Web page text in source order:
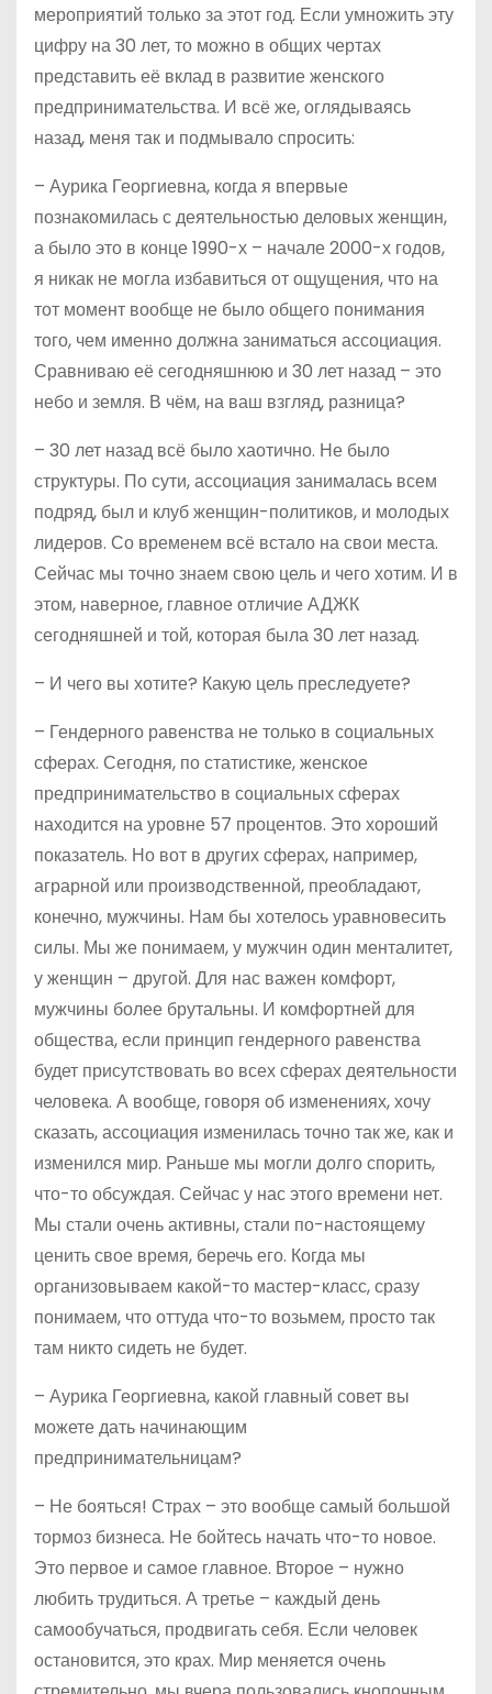
мероприятий только за этот год. Если умножить эту
цифру на 30 лет, то можно в общих чертах
представить её вклад в развитие женского
предпринимательства. И всё же, оглядываясь
назад, меня так и подмывало спросить:
– Аурика Георгиевна, когда я впервые
познакомилась с деятельностью деловых женщин,
а было это в конце 1990-х – начале 2000-х годов,
я никак не могла избавиться от ощущения, что на
тот момент вообще не было общего понимания
того, чем именно должна заниматься ассоциация.
Сравниваю её сегодняшнюю и 30 лет назад – это
небо и земля. В чём, на ваш взгляд, разница?
– 30 лет назад всё было хаотично. Не было
структуры. По сути, ассоциация занималась всем
подряд, был и клуб женщин-политиков, и молодых
лидеров. Со временем всё встало на свои места.
Сейчас мы точно знаем свою цель и чего хотим. И в
этом, наверное, главное отличие АДЖК
сегодняшней и той, которая была 30 лет назад.
– И чего вы хотите? Какую цель преследуете?
– Гендерного равенства не только в социальных
сферах. Сегодня, по статистике, женское
предпринимательство в социальных сферах
находится на уровне 57 процентов. Это хороший
показатель. Но вот в других сферах, например,
аграрной или производственной, преобладают,
конечно, мужчины. Нам бы хотелось уравновесить
силы. Мы же понимаем, у мужчин один менталитет,
у женщин – другой. Для нас важен комфорт,
мужчины более брутальны. И комфортней для
общества, если принцип гендерного равенства
будет присутствовать во всех сферах деятельности
человека. А вообще, говоря об изменениях, хочу
сказать, ассоциация изменилась точно так же, как и
изменился мир. Раньше мы могли долго спорить,
что-то обсуждая. Сейчас у нас этого времени нет.
Мы стали очень активны, стали по-настоящему
ценить свое время, беречь его. Когда мы
организовываем какой-то мастер-класс, сразу
понимаем, что оттуда что-то возьмем, просто так
там никто сидеть не будет.
– Аурика Георгиевна, какой главный совет вы
можете дать начинающим
предпринимательницам?
– Не бояться! Страх – это вообще самый большой
тормоз бизнеса. Не бойтесь начать что-то новое.
Это первое и самое главное. Второе – нужно
любить трудиться. А третье – каждый день
самообучаться, продвигать себя. Если человек
остановится, это крах. Мир меняется очень